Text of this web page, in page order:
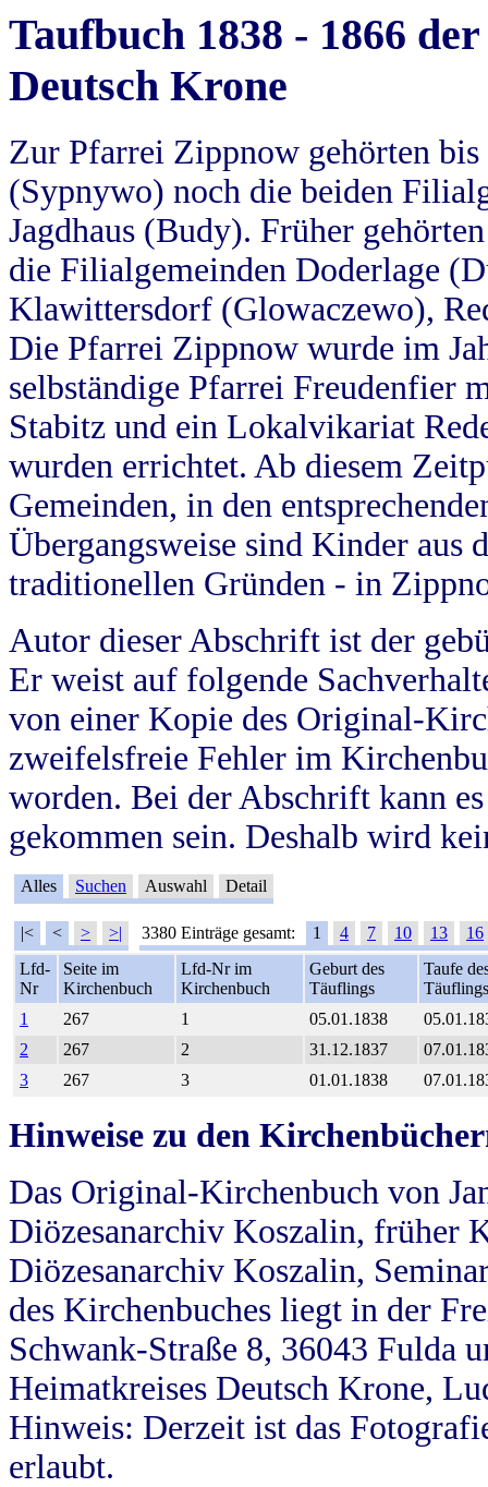
Taufbuch 1838 - 1866
Deutsch Krone
Zur Pfarrei Zippnow gehörten
(Sypnywo) noch die beiden
Jagdhaus (Budy). Früher
die Filialgemeinden Doderlage
Klawittersdorf (Glowaczewo),
Die Pfarrei Zippnow wurde im
selbständige Pfarrei Freudenfier
Stabitz und ein Lokalvikariat
wurden errichtet. Ab diesem
Gemeinden, in den
Übergangsweise sind Kinder aus
traditionellen Gründen - in
Autor dieser Abschrift ist der
Er weist auf folgende
von einer Kopie des Original-
zweifelsfreie Fehler im
worden. Bei der Abschrift kann
gekommen sein. Deshalb wird
Alles Suchen Auswahl Detail
|< < > >| 3380 Einträge gesamt: 1 4 7 10 13
16
Lfd-
Nr
Seite im
Kirchenbuch
Lfd-Nr im
Kirchenbuch
Geburt des
Täuflings
Taufe
Täuflings
1
267 1 05.01.1838
2
267 2 31.12.1837
3
267 3 01.01.1838
Hinweise zu den
Das Original-Kirchenbuch von
Diözesanarchiv Koszalin, früher
Diözesanarchiv Koszalin,
des Kirchenbuches liegt in der
Schwank-Straße 8, 36043 Fulda
Heimatkreises Deutsch Krone,
Hinweis: Derzeit ist das
erlaubt.